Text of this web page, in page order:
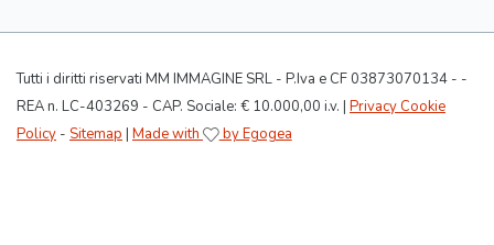
Tutti i diritti riservati MM IMMAGINE SRL - P.Iva e CF 03873070134 - -
REA n. LC-403269 - CAP. Sociale: € 10.000,00 i.v. | Privacy Cookie
Policy - Sitemap | Made with by Egogea